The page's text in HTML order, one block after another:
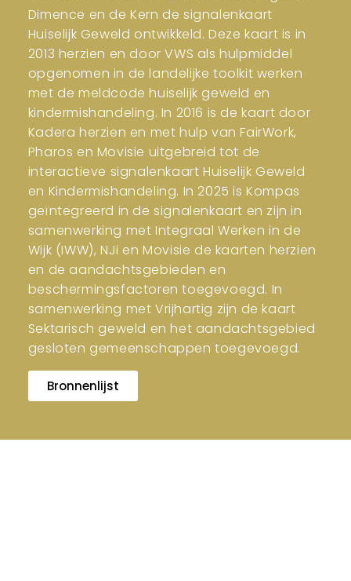
Dimence en de Kern de signalenkaart
Huiselijk Geweld ontwikkeld. Deze kaart is in
2013 herzien en door VWS als hulpmiddel
opgenomen in de landelijke toolkit werken
met de meldcode huiselijk geweld en
kindermishandeling. In 2016 is de kaart door
Kadera herzien en met hulp van FairWork,
Pharos en Movisie uitgebreid tot de
interactieve signalenkaart Huiselijk Geweld
en Kindermishandeling. In 2025 is Kompas
geïntegreerd in de signalenkaart en zijn in
samenwerking met Integraal Werken in de
Wijk (IWW), NJi en Movisie de kaarten herzien
en de aandachtsgebieden en
beschermingsfactoren toegevoegd. In
samenwerking met Vrijhartig zijn de kaart
Sektarisch geweld en het aandachtsgebied
gesloten gemeenschappen toegevoegd.
Bronnenlijst